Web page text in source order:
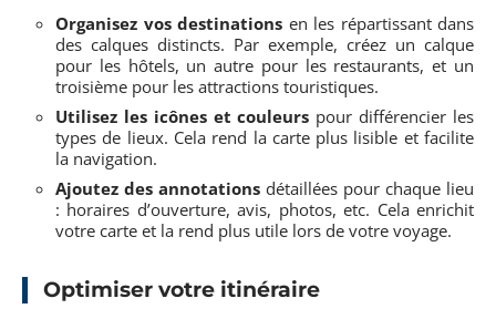
Organisez vos destinations en les répartissant dans
des calques distincts. Par exemple, créez un calque
pour les hôtels, un autre pour les restaurants, et un
troisième pour les attractions touristiques.
Utilisez les icônes et couleurs pour différencier les
types de lieux. Cela rend la carte plus lisible et facilite
la navigation.
Ajoutez des annotations détaillées pour chaque lieu
: horaires d’ouverture, avis, photos, etc. Cela enrichit
votre carte et la rend plus utile lors de votre voyage.
Optimiser votre itinéraire